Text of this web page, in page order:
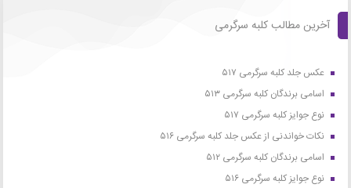
آخرین مطالب کلبه سرگرمی
عکس جلد کلبه سرگرمی ۵۱۷
اسامی برندگان کلبه سرگرمی ۵۱۳
نوع جوایز کلبه سرگرمی ۵۱۷
نکات خواندنی از عکس جلد کلبه سرگرمی ۵۱۶
اسامی برندگان کلبه سرگرمی ۵۱۲
نوع جوایز کلبه سرگرمی ۵۱۶